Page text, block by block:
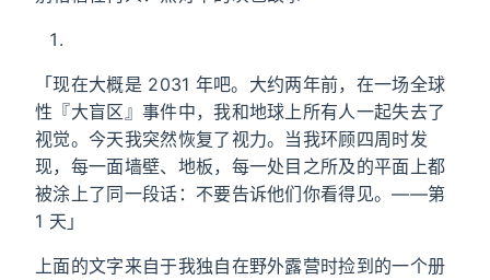
「现在大概是 2031 年吧。大约两年前，在一场全球
性『大盲区』事件中，我和地球上所有人一起失去了
视觉。今天我突然恢复了视力。当我环顾四周时发
现，每一面墙壁、地板，每一处目之所及的平面上都
被涂上了同一段话：不要告诉他们你看得见。——第
1 天」
上面的文字来自于我独自在野外露营时捡到的一个册